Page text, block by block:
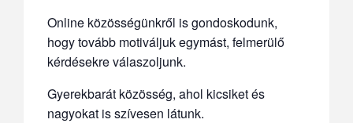
Online közösségünkről is gondoskodunk,
hogy tovább motiváljuk egymást, felmerülő
kérdésekre válaszoljunk.
Gyerekbarát közösség, ahol kicsiket és
nagyokat is szívesen látunk.